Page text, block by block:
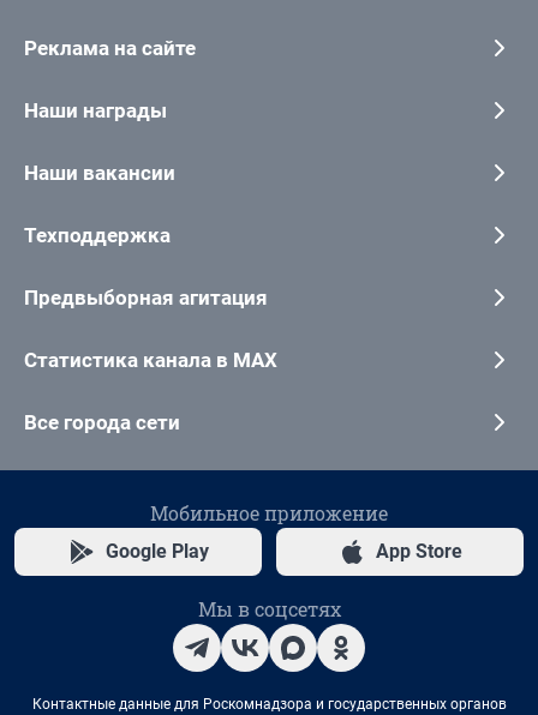
Реклама на сайте
Наши награды
Наши вакансии
Техподдержка
Предвыборная агитация
Статистика канала в MAX
Все города сети
Мобильное приложение
Google Play App Store
Мы в соцсетях
Контактные данные для Роскомнадзора и государственных органов